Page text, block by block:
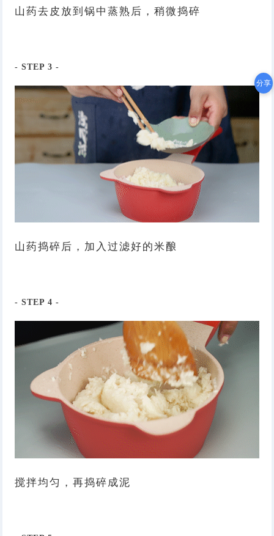
山药去皮放到锅中蒸熟后，稍微捣碎
- STEP3 -
山药捣碎后，加入过滤好的米酿
- STEP4 -
搅拌均匀，再捣碎成泥
分享